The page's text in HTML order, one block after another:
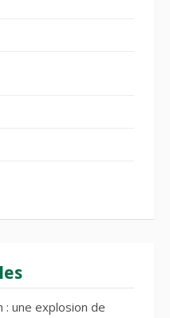
une explosion de